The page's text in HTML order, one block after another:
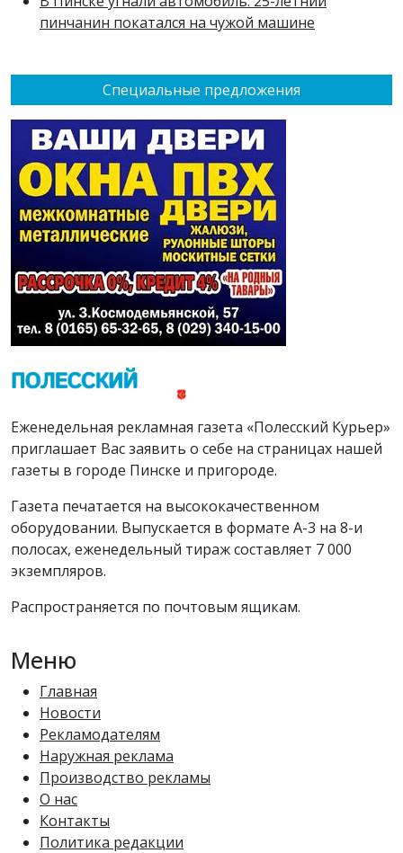
Специальные предложения
пинчанин покатался на чужой машине
Еженедельная рекламная газета «Полесский Курьер»
приглашает Вас заявить о себе на страницах нашей
газеты в городе Пинске и пригороде.
Газета печатается на высококачественном
оборудовании. Выпускается в формате А-3 на 8-и
полосах, еженедельный тираж составляет 7 000
экземпляров.
Распространяется по почтовым ящикам.
Меню
Главная
Новости
Рекламодателям
Наружная реклама
Производство рекламы
О нас
Контакты
Политика редакции